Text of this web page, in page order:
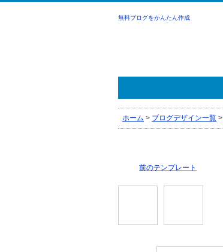
無料ブログをかんたん作成
ホーム > ブログデザイン一覧 >
前のテンプレート